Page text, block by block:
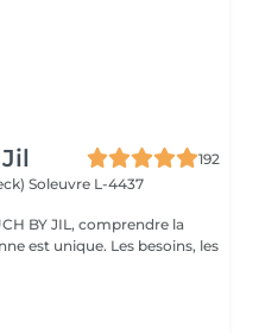
192
Soleuvre L-4437
BY JIL, comprendre la
est unique. Les besoins, les